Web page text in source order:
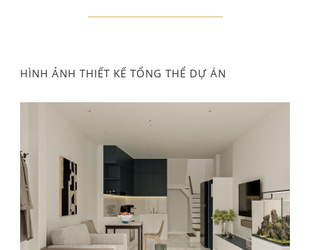
HÌNH ẢNH THIẾT KẾ TỔNG THỂ DỰ ÁN